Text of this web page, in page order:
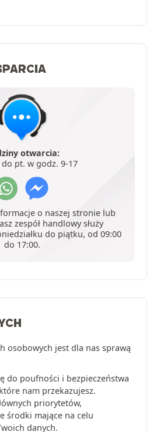
otwarcia:
pt. w godz. 9-17
o naszej stronie lub
zespół handlowy służy
do piątku, od 09:00
do 17:00.
osobowych jest dla nas sprawą
do poufności i bezpieczeństwa
nam przekazujesz.
priorytetów,
środki mające na celu
danych.